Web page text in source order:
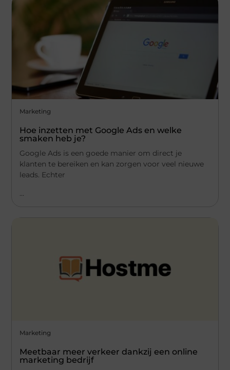
Marketing
Hoe inzetten met Google Ads en welke
smaken heb je?
Google Ads is een goede manier om direct je
klanten te bereiken en kan zorgen voor veel nieuwe
leads. Echter
...
Marketing
Meetbaar meer verkeer dankzij een online
marketing bedrijf